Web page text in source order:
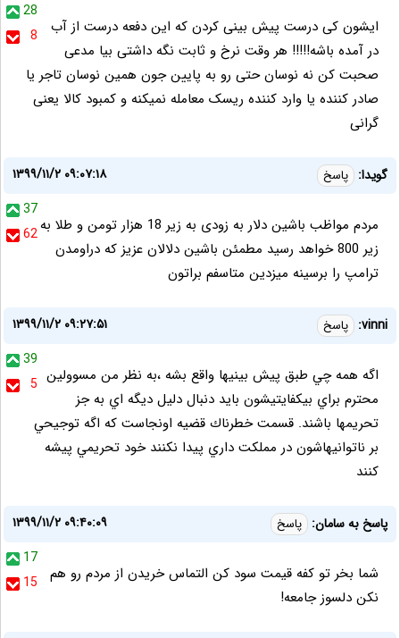
28
8
ایشون کی درست پیش بینی کردن که این دفعه درست از آب
در آمده باشه!!!!! هر وقت نرخ و ثابت نگه داشتی بیا مدعی
صحبت کن نه نوسان حتی رو به پایین جون همین نوسان تاجر یا
صادر کننده یا وارد کننده ریسک معامله نمیکنه و کمبود کالا یعنی
گرانی
گویدا: پاسخ
۱۳۹۹/۱۱/۲ ۰۹:۰۷:۱۸
37
62مردم مواظب باشین دلار به زودی به زیر 18 هزار تومن و طلا به
زیر 800 خواهد رسید مطمئن باشین دلالان عزیز که دراومدن
ترامپ را برسینه میزدین متاسفم براتون
vinni: پاسخ
۱۳۹۹/۱۱/۲ ۰۹:۲۷:۵۱
39
5 اگه همه چي طبق پيش بينيها واقع بشه ،به نظر من مسوولين
محترم براي بيكفايتيشون بايد دنبال دليل ديگه اي به جز
تحريمها باشند. قسمت خطرناك قضيه اونجاست كه اگه توجيحي
بر ناتوانيهاشون در مملكت داري پيدا نكنند خود تحريمي پيشه
كنند
پاسخ به سامان: پاسخ
۱۳۹۹/۱۱/۲ ۰۹:۴۰:۰۹
17
15
شما بخر تو کفه قیمت سود کن التماس خریدن از مردم رو هم
نکن دلسوز جامعه!